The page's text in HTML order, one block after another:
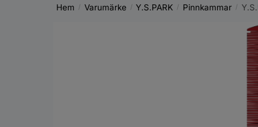
Hem / Varumärke / Y.S.PARK / Pinnkammar /